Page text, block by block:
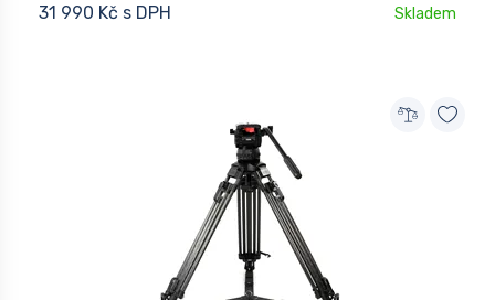
31 990 Kč s DPH Skladem